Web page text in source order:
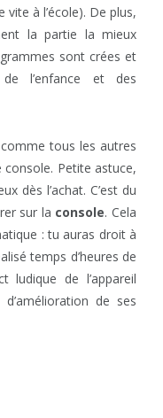
à l’école). De plus,
la partie la mieux
sont crées et
l’enfance et des
tous les autres
console. Petite astuce,
dès l’achat. C’est du
sur la console. Cela
: tu auras droit à
temps d’heures de
ludique de l’appareil
de ses